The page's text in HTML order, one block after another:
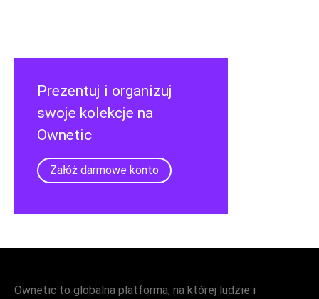
Prezentuj i organizuj
swoje kolekcje na
Ownetic
Załóż darmowe konto
Ownetic to globalna platforma, na której ludzie i